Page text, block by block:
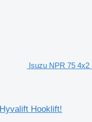
Isuzu NPR 75 4x2
Hooklift!